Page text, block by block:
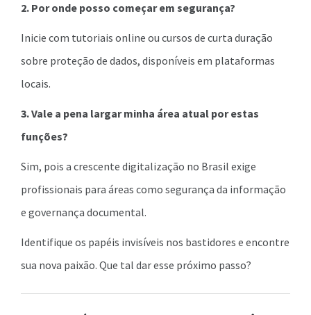
2. Por onde posso começar em segurança?
Inicie com tutoriais online ou cursos de curta duração
sobre proteção de dados, disponíveis em plataformas
locais.
3. Vale a pena largar minha área atual por estas
funções?
Sim, pois a crescente digitalização no Brasil exige
profissionais para áreas como segurança da informação
e governança documental.
Identifique os papéis invisíveis nos bastidores e encontre
sua nova paixão. Que tal dar esse próximo passo?